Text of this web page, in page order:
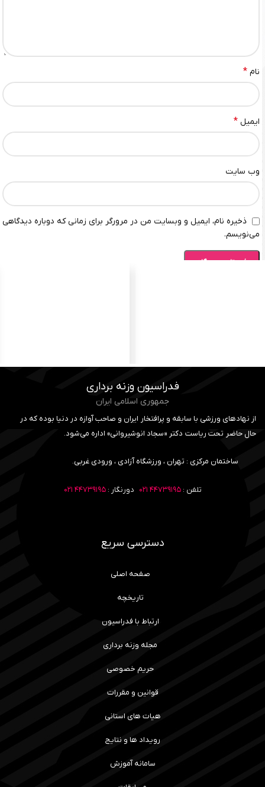
نام *
ایمیل *
وب‌ سایت
ذخیره نام، ایمیل و وبسایت من در مرورگر برای زمانی که دوباره دیدگاهی
می‌نویسم.
فدراسیون وزنه برداری
جمهوری اسلامی ایران
از نهادهای ورزشی با سابقه و پرافتخار ایران و صاحب آوازه در دنیا بوده که در
حال حاضر تحت ریاست دکتر «سجاد انوشیروانی» اداره می‌شود.
ساختمان مرکزی : تهران ، ورزشگاه آزادی ، ورودی غربی.
تلفن :۴۴۷۳۹۱۹۵ ۰۲۱ دورنگار :۴۴۷۳۹۱۹۵ ۰۲۱
دسترسی سریع
صفحه اصلی
تاریخچه
ارتباط با فدراسیون
مجله وزنه برداری
حریم خصوصی
قوانین و مقررات
هیات های استانی
رویداد ها و نتایج
سامانه آموزش